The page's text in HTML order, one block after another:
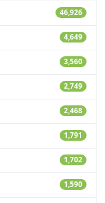
46,926
4,649
3,560
2,749
2,468
1,791
1,702
1,590